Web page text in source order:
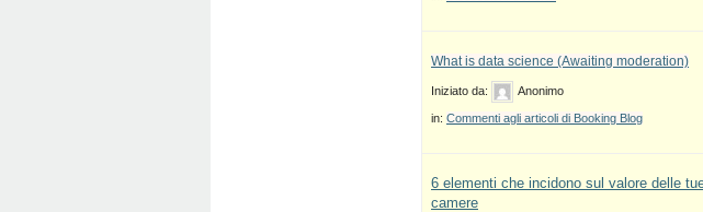
What is data science (Awaiting moderation)
Iniziato da: Anonimo
in: Commenti agli articoli di Booking Blog
6 elementi che incidono sul valore delle
camere